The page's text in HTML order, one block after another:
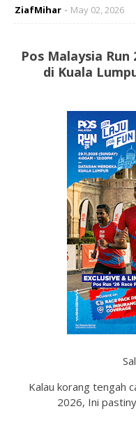
ZiafMihar May 02, 2026
Pos Malaysia Run
di Kuala
Kalau korang tengah
2026, Ini